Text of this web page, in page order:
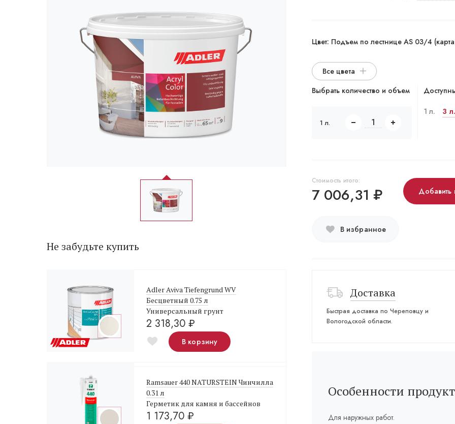
Не забудьте купить
Adler Aviva Tiefengrund WV
Бесцветный 0.75 л
Универсальный грунт
2 318,30 ₽
В корзину
Ramsauer 440 NATURSTEIN Чинчилла
0.31 л
Герметик для камня и бассейнов
1 173,70 ₽
Цвет: Подъем по лестнице AS 03/4
Все цвета
Выбрать количество и объем
1 л.
1 л. 3 л.
Стоимость итого:
7 006,31 ₽ Добавить
В избранное
Доставка
Быстрая доставка по Череповцу и
Вологодской области.
Особенности
Для наружных работ.